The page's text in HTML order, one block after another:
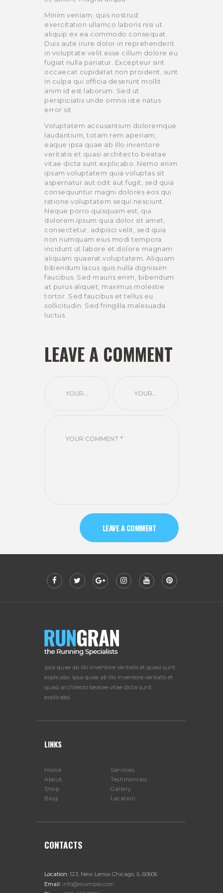
Minim veniam, quis nostrud
exercitation ullamco laboris nisi ut
aliquip ex ea commodo consequat.
Duis aute irure dolor in reprehenderit
in voluptate velit esse cillum dolore eu
fugiat nulla pariatur. Excepteur sint
occaecat cupidatat non proident, sunt
in culpa qui officia deserunt mollit
anim id est laborum. Sed ut
perspiciatis unde omnis iste natus
error sit.
Voluptatem accusantium doloremque
laudantium, totam rem aperiam,
eaque ipsa quae ab illo inventore
veritatis et quasi architecto beatae
vitae dicta sunt explicabo. Nemo enim
ipsam voluptatem quia voluptas sit
aspernatur aut odit aut fugit, sed quia
consequuntur magni dolores eos qui
ratione voluptatem sequi nesciunt.
Neque porro quisquam est, qui
dolorem ipsum quia dolor sit amet,
consectetur, adipisci velit, sed quia
non numquam eius modi tempora
incidunt ut labore et dolore magnam
aliquam quaerat voluptatem. Aliquam
bibendum lacus quis nulla dignissim
faucibus. Sed mauris enim, bibendum
at purus aliquet, maximus molestie
tortor. Sed faucibus et tellus eu
sollicitudin. Sed fringilla malesuada
luctus.
LEAVE A COMMENT
Ipsa quae ab illo inventore veritatis et quasi sunt
explicabo. Ipsa quae ab illo inventore veritatis et
quasi architecto beatae vitae dicta sunt
explicabo.
LINKS
Home
Services
About
Testimonials
Shop
Gallery
Blog
Location
CONTACTS
Location: 123, New Lenox Chicago, IL 60606
Email: info@example.com